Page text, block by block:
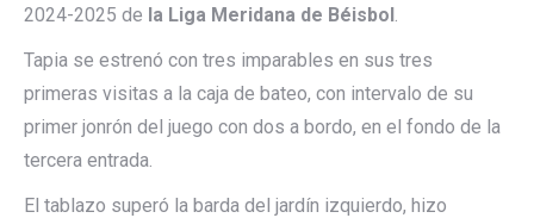
2024-2025 de la Liga Meridana de Béisbol.
Tapia se estrenó con tres imparables en sus tres
primeras visitas a la caja de bateo, con intervalo de su
primer jonrón del juego con dos a bordo, en el fondo de la
tercera entrada.
El tablazo superó la barda del jardín izquierdo, hizo